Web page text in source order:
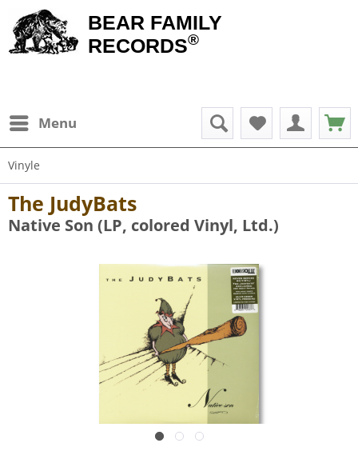
BEAR FAMILY
RECORDS®
Menu
Vinyle
The JudyBats
Native Son (LP, colored Vinyl, Ltd.)